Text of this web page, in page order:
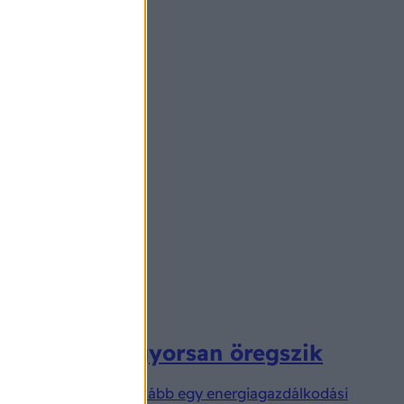
ki milyen gyorsan öregszik
szól. Sokkal inkább egy energiagazdálkodási